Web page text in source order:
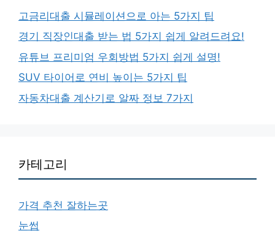
고금리대출 시뮬레이션으로 아는 5가지 팁
경기 직장인대출 받는 법 5가지 쉽게 알려드려요!
유튜브 프리미엄 우회방법 5가지 쉽게 설명!
SUV 타이어로 연비 높이는 5가지 팁
자동차대출 계산기로 알짜 정보 7가지
카테고리
가격 추천 잘하는곳
눈썹